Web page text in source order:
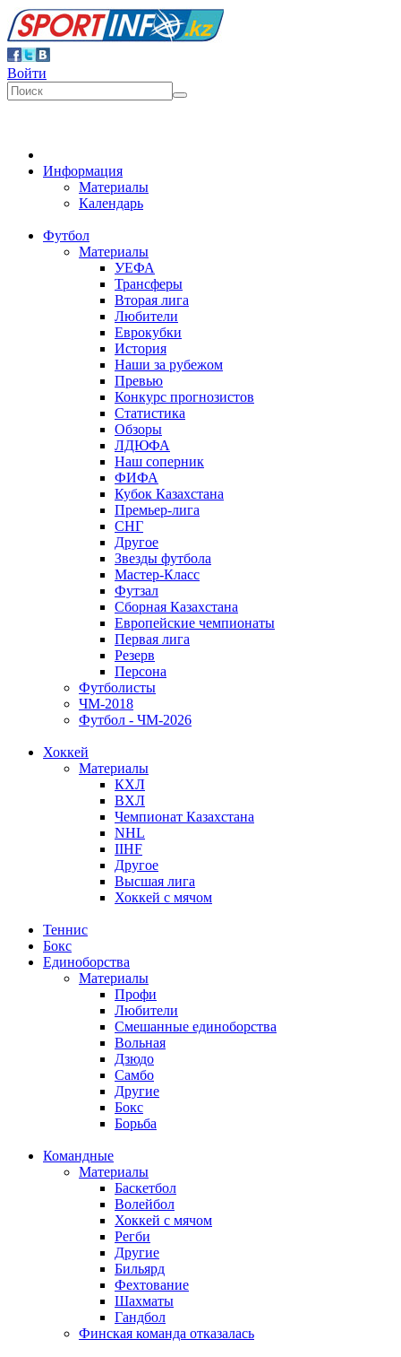
Войти
Информация
Материалы
Календарь
Футбол
Материалы
УЕФА
Трансферы
Вторая лига
Любители
Еврокубки
История
Наши за рубежом
Превью
Конкурс прогнозистов
Статистика
Обзоры
ЛДЮФА
Наш соперник
ФИФА
Кубок Казахстана
Премьер-лига
СНГ
Другое
Звезды футбола
Мастер-Класс
Футзал
Сборная Казахстана
Европейские чемпионаты
Первая лига
Резерв
Персона
Футболисты
ЧМ-2018
Футбол - ЧМ-2026
Хоккей
Материалы
КХЛ
ВХЛ
Чемпионат Казахстана
NHL
IIHF
Другое
Высшая лига
Хоккей с мячом
Теннис
Бокс
Единоборства
Материалы
Профи
Любители
Смешанные единоборства
Вольная
Дзюдо
Самбо
Другие
Бокс
Борьба
Командные
Материалы
Баскетбол
Волейбол
Хоккей с мячом
Регби
Другие
Бильярд
Фехтование
Шахматы
Гандбол
Финская команда отказалась